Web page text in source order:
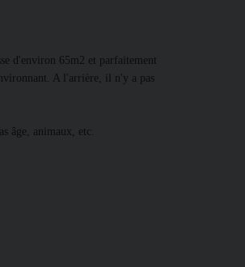
d'environ 65m2 et parfaitement
A l'arrière, il n'y a pas
âge, animaux, etc.